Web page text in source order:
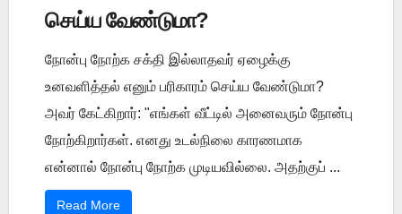
செய்ய வேண்டுமா?
நோன்பு நோற்க சக்தி இல்லாதவர் ஏழைக்கு
உனவளித்தல் எனும் பரிகாரம் செய்ய வேண்டுமா?
அவர் கேட்கிறார்: "எங்கள் வீட்டில் அனைவரும் நோன்பு
நோற்கிறார்கள். எனது உடல்நிலை காரணமாக
என்னால் நோன்பு நோற்க முடியவில்லை. அதற்குப் ...
Read More